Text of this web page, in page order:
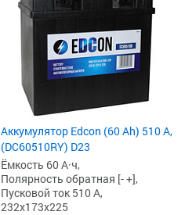
Аккумулятор Edcon (60 Ah) 510 А,
(DC60510RY) D23
Ёмкость 60 А·ч,
Полярность обратная [- +],
Пусковой ток 510 А,
232x173x225